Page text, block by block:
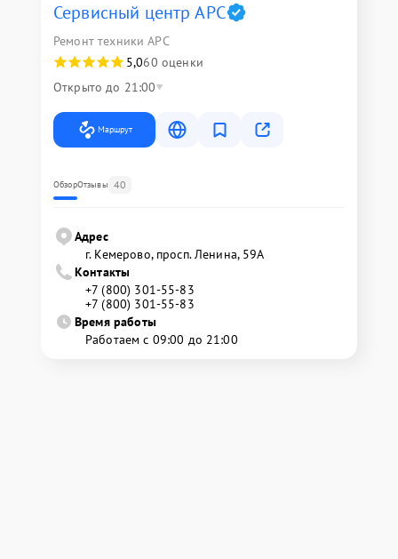
Сервисный центр APC
Ремонт техники APC
5,060 оценки
Открыто до 21:00
Маршрут
ОбзорОтзывы 40
Адрес
г. Кемерово, просп. Ленина, 59А
Контакты
+7 (800) 301-55-83
+7 (800) 301-55-83
Время работы
Работаем с 09:00 до 21:00